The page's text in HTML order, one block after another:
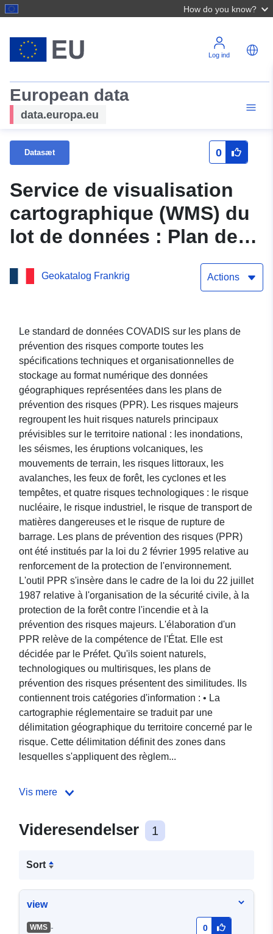
How do you know?
Log ind
European data
data.europa.eu
Datasæt 0
Service de visualisation
cartographique (WMS) du
lot de données : Plan de
prévention des risques
naturels de mouvement de
Vazerac - Département de
Tarn-et-Garonne
Geokatalog Frankrig Actions
Le standard de données COVADIS sur les plans de
prévention des risques comporte toutes les
spécifications techniques et organisationnelles de
stockage au format numérique des données
géographiques représentées dans les plans de
prévention des risques (PPR). Les risques majeurs
regroupent les huit risques naturels principaux
prévisibles sur le territoire national : les inondations,
les séismes, les éruptions volcaniques, les
mouvements de terrain, les risques littoraux, les
avalanches, les feux de forêt, les cyclones et les
tempêtes, et quatre risques technologiques : le risque
nucléaire, le risque industriel, le risque de transport de
matières dangereuses et le risque de rupture de
barrage. Les plans de prévention des risques (PPR)
ont été institués par la loi du 2 février 1995 relative au
renforcement de la protection de l'environnement.
L'outil PPR s'insère dans le cadre de la loi du 22 juillet
1987 relative à l'organisation de la sécurité civile, à la
protection de la forêt contre l'incendie et à la
prévention des risques majeurs. L'élaboration d'un
PPR relève de la compétence de l'État. Elle est
décidée par le Préfet. Qu'ils soient naturels,
technologiques ou multirisques, les plans de
prévention des risques présentent des similitudes. Ils
contiennent trois catégories d'information : • La
cartographie réglementaire se traduit par une
délimitation géographique du territoire concerné par le
risque. Cette délimitation définit des zones dans
lesquelles s'appliquent des règlem...
Vis mere
Videresendelser 1
Sort
view
WMS - 0